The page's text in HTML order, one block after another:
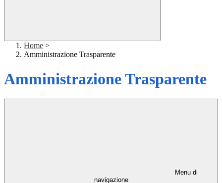
Home >
Amministrazione Trasparente
Amministrazione Trasparente
Menu di
navigazione